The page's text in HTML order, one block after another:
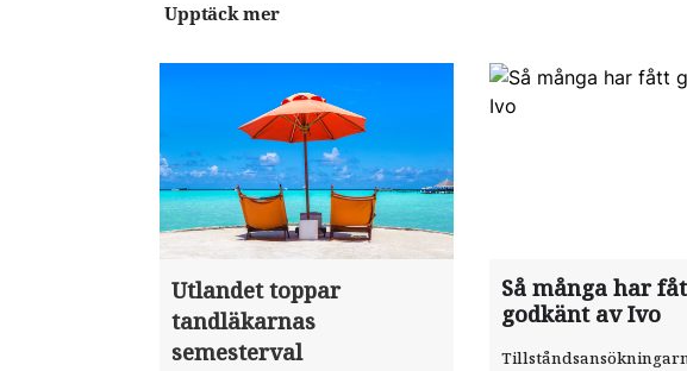
Upptäck mer
Utlandet toppar
tandläkarnas
semesterval
Så många har
godkänt av Ivo